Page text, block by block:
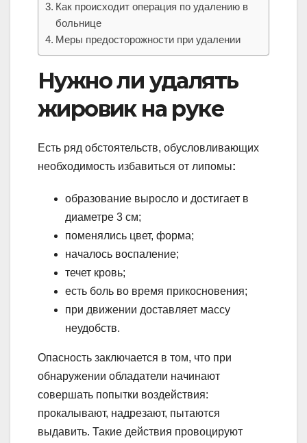
Как происходит операция по удалению в
больнице
Меры предосторожности при удалении
Нужно ли удалять
жировик на руке
Есть ряд обстоятельств, обусловливающих
необходимость избавиться от липомы:
образование выросло и достигает в
диаметре 3 см;
поменялись цвет, форма;
началось воспаление;
течет кровь;
есть боль во время прикосновения;
при движении доставляет массу
неудобств.
Опасность заключается в том, что при
обнаружении обладатели начинают
совершать попытки воздействия:
прокалывают, надрезают, пытаются
выдавить. Такие действия провоцируют